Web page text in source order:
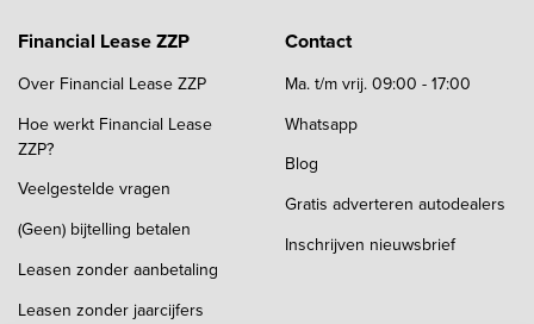
Financial Lease ZZP
Over Financial Lease ZZP
Hoe werkt Financial Lease
ZZP?
Veelgestelde vragen
(Geen) bijtelling betalen
Leasen zonder aanbetaling
Leasen zonder jaarcijfers
Contact
Ma. t/m vrij. 09:00 - 17:00
Whatsapp
Blog
Gratis adverteren autodealers
Inschrijven nieuwsbrief